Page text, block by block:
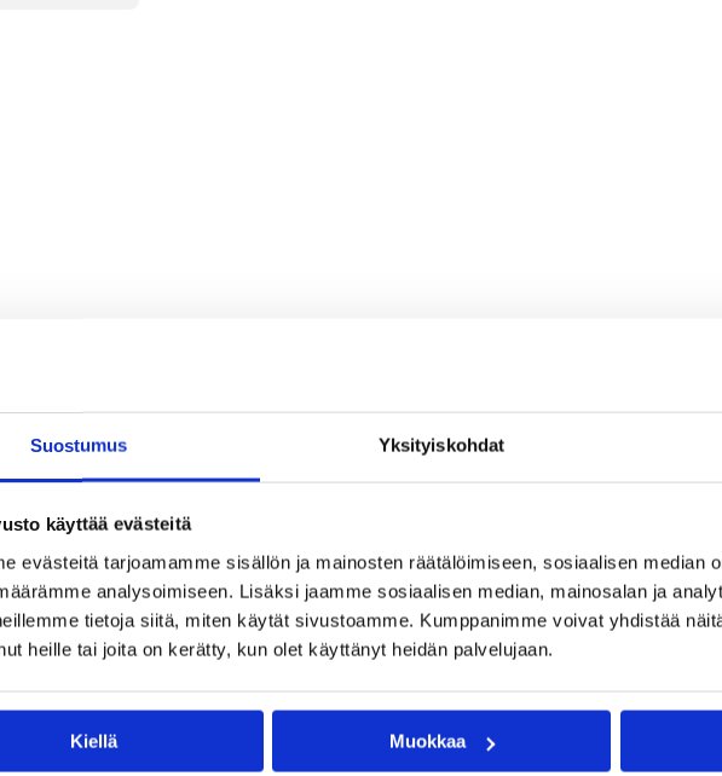
Suostumus Yksityiskohdat
käyttää evästeitä
evästeitä tarjoamamme sisällön ja mainosten räätälöimiseen, sosiaalisen median
analysoimiseen. Lisäksi jaamme sosiaalisen median, mainosalan ja
tietoja siitä, miten käytät sivustoamme. Kumppanimme voivat yhdistää
heille tai joita on kerätty, kun olet käyttänyt heidän palvelujaan.
Kiellä Muokkaa